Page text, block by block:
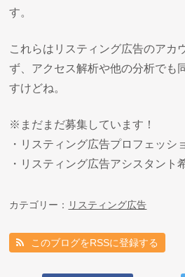
す。
これらはリスティング広告のアカ
ず、アクセス解析や他の分析でも
すけどね。
※まだまだ募集しています！
・リスティング広告プロフェッシ
・リスティング広告アシスタント
カテゴリー： リスティング広告
このブログをRSSに登録する